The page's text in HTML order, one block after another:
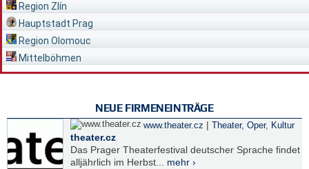
Region Zlín
Hauptstadt Prag
Region Olomouc
Mittelböhmen
NEUE FIRMENEINTRÄGE
www.theater.cz | Theater, Oper, Kultur
theater.cz
Das Prager Theaterfestival deutscher Sprache findet
alljährlich im Herbst... mehr ›